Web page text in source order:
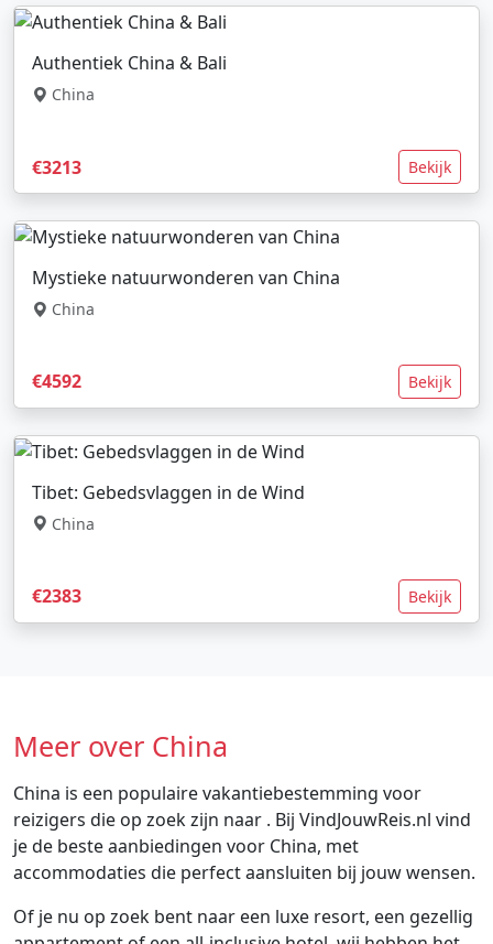
Authentiek China & Bali
China
€3213 Bekijk
Mystieke natuurwonderen van China
China
€4592 Bekijk
Tibet: Gebedsvlaggen in de Wind
China
€2383 Bekijk
Meer over China
China is een populaire vakantiebestemming voor
reizigers die op zoek zijn naar . Bij VindJouwReis.nl vind
je de beste aanbiedingen voor China, met
accommodaties die perfect aansluiten bij jouw wensen.
Of je nu op zoek bent naar een luxe resort, een gezellig